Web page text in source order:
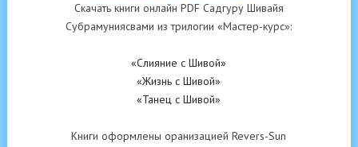
Скачать книги онлайн PDF Садгуру Шивайя
Субрамуниясвами из трилогии «Мастер-курс»:
«Слияние с Шивой»
«Жизнь с Шивой»
«Танец с Шивой»
Книги оформлены оранизацией Revers-Sun